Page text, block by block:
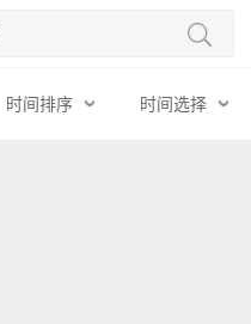
时间排序 时间选择